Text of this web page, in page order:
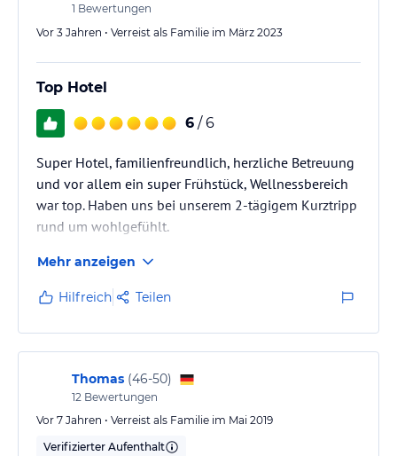
1 Bewertungen
Vor 3 Jahren • Verreist als Familie im März 2023
Top Hotel
6 / 6
Super Hotel, familienfreundlich, herzliche Betreuung
und vor allem ein super Frühstück, Wellnessbereich
war top. Haben uns bei unserem 2-tägigem Kurztripp
rund um wohlgefühlt.
Mehr anzeigen
Hilfreich Teilen
Thomas (46-50)
12 Bewertungen
Vor 7 Jahren • Verreist als Familie im Mai 2019
Verifizierter Aufenthalt